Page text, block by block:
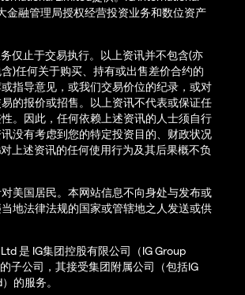
金融管理局授权经营投资业务和数位资产
仅止于交易执行。以上资讯并不包含(亦
)任何关于购买、持有或出售差价合约的
指导意见，或我们交易价位的纪录，或对
的报价或招售。以上资讯不代表或保证任
。因此，任何依赖上述资讯的人士须自行
没有考虑到您的特定投资目的、财政状况
上述资讯的任何使用行为及其后果概不负
美国居民。本网站信息不向身处与发布或
地法律法规的国家或管辖地之人发送或供
是 IG集团控股有限公司（IG Group
子公司，其接受集团附属公司（包括IG
的服务。